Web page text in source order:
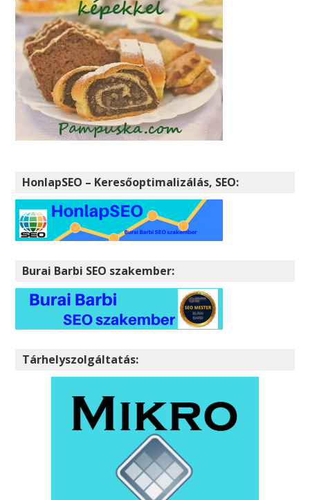
HonlapSEO – Keresőoptimalizálás, SEO:
Burai Barbi SEO szakember:
Tárhelyszolgáltatás: